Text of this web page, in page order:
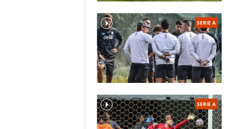
SERIE A
SERIE A